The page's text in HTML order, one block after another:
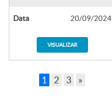
Data 20/09/2024
VISUALIZAR
1 2 3 »